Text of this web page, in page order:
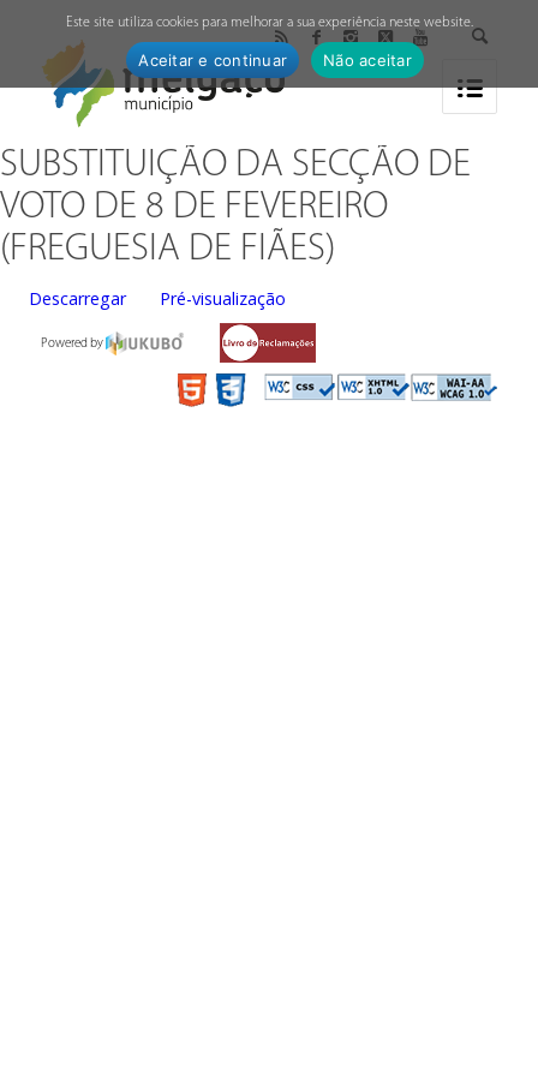
SUBSTITUIÇÃO DA SECÇÃO DE
VOTO DE 8 DE FEVEREIRO
(FREGUESIA DE FIÃES)
Descarregar Pré-visualização
Powered by
Este site utiliza cookies para melhorar a sua experiência neste website.
Aceitar e continuar Não aceitar